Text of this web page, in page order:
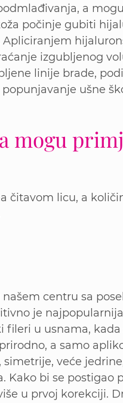
a
počinje gubiti
izgubljenog
linije brade,
ušne
mogu
čitavom licu, a
centru sa
je
u usnama,
a samo
veće
Kako bi se postigao
u prvoj korekciji.